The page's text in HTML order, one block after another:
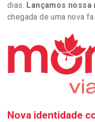
dias. Lançamos nossa
chegada de uma nova
Nova identidade